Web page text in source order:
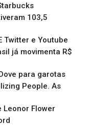
103,5
Twitter e Youtube
já movimenta R$
para garotas
People. As
Flower